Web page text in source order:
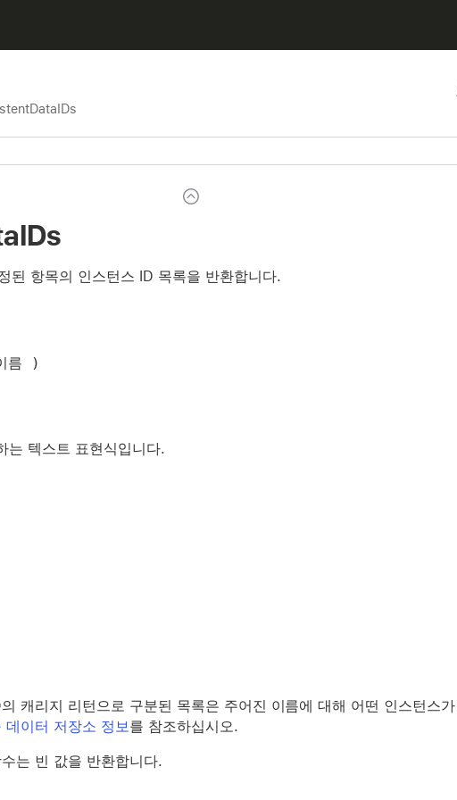
된 항목의 인스턴스 ID 목록을 반환합니다.
름 )
는 텍스트 표현식입니다.
캐리지 리턴으로 구분된 목록은 주어진 이름에 대해 어떤 인스턴스
데이터 저장소 정보를 참조하십시오.
는 빈 값을 반환합니다.